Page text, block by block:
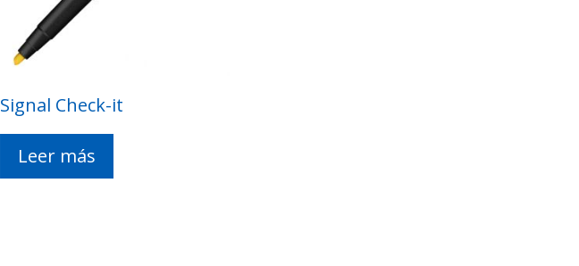
Signal Check-it
Leer más